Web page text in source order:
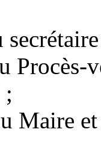
Procès-
Maire